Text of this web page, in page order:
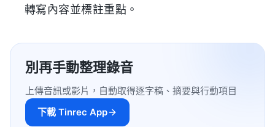
轉寫內容並標註重點。
別再手動整理錄音
上傳音訊或影片，自動取得逐字稿、摘要與行動項目
下載 Tinrec App